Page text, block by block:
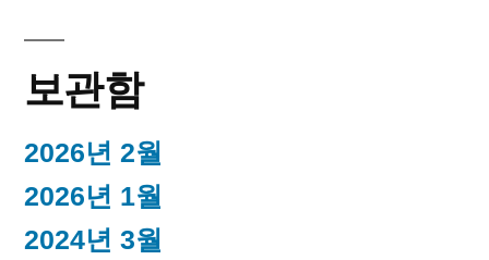
보관함
2026년 2월
2026년 1월
2024년 3월